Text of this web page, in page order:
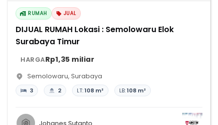
RUMAH JUAL
DIJUAL RUMAH Lokasi : Semolowaru Elok
Surabaya Timur
HARGARp1,35 miliar
Semolowaru, Surabaya
3 2 LT:108 m² LB:108 m²
Johanes Sutanto